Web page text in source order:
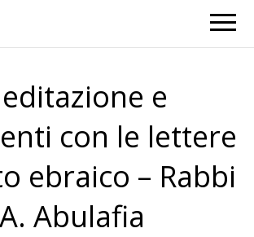
e
con le lettere
ebraico – Rabbi
A. Abulafia